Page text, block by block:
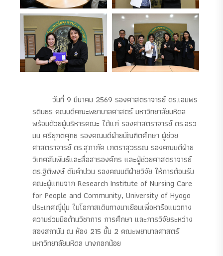
วันที่ 9 มีนาคม 2569 รองศาสตราจารย์ ดร.เอมพร
รตินธร คณบดีคณะพยาบาลศาสตร์ มหาวิทยาลัยมหิดล
พร้อมด้วยผู้บริหารคณะ ได้แก่ รองศาสตราจารย์ ดร.อรว
มน ศรียุกตศุทธ รองคณบดีฝ่ายบัณฑิตศึกษา ผู้ช่วย
ศาสตราจารย์ ดร.สุภาภัค เภตราสุวรรณ รองคณบดีฝ่าย
วิเทศสัมพันธ์และสื่อสารองค์กร และผู้ช่วยศาสตราจารย์
ดร.ฐิติพงษ์ ตันคำปวน รองคณบดีฝ่ายวิจัย ให้การต้อนรับ
คณะผู้แทนจาก Research Institute of Nursing Care
for People and Community, University of Hyogo
ประเทศญี่ปุ่น ในโอกาสเดินทางมาเยือนเพื่อหารือแนวทาง
ความร่วมมือด้านวิชาการ การศึกษา และการวิจัยระหว่าง
สองสถาบัน ณ ห้อง 215 ชั้น 2 คณะพยาบาลศาสตร์
มหาวิทยาลัยมหิดล บางกอกน้อย